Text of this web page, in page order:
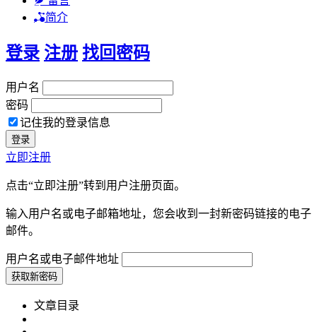
简介
登录 注册 找回密码
用户名
密码
记住我的登录信息
立即注册
点击“立即注册”转到用户注册页面。
输入用户名或电子邮箱地址，您会收到一封新密码链接的电子
邮件。
用户名或电子邮件地址
文章目录